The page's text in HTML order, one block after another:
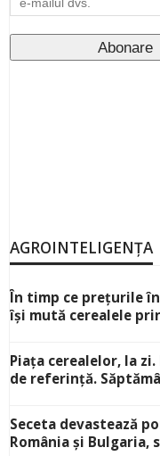
AGROINTELIGENȚA
În timp ce prețurile
își mută cerealele
Piața cerealelor, la
de referință.
Seceta devastează
România și Bulgaria,